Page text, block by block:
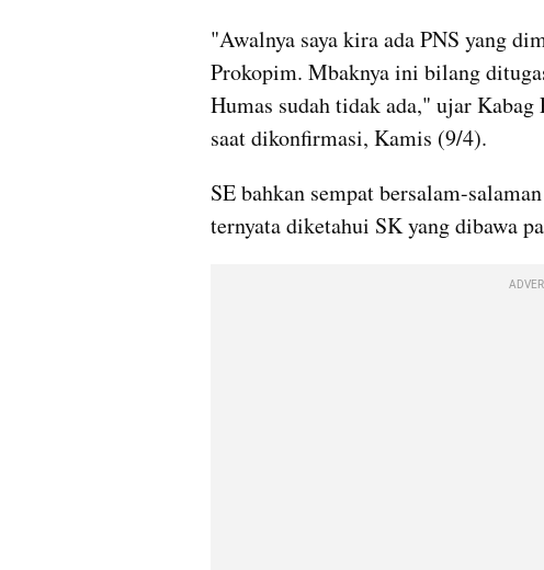
"Awalnya saya kira ada PNS yang
Prokopim. Mbaknya ini bilang
Humas sudah tidak ada," ujar
saat dikonfirmasi, Kamis (9/4).
SE bahkan sempat bersalam-
ternyata diketahui SK yang dibawa